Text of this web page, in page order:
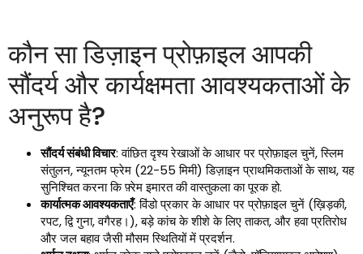
कौन सा डिज़ाइन प्रोफ़ाइल आपकी
सौंदर्य और कार्यक्षमता आवश्यकताओं के
अनुरूप है?
सौंदर्य संबंधी विचार: वांछित दृश्य रेखाओं के आधार पर प्रोफ़ाइल चुनें, स्लिम
संतुलन, न्यूनतम फ्रेम (22-55 मिमी) डिज़ाइन प्राथमिकताओं के साथ, यह
सुनिश्चित करना कि फ़्रेम इमारत की वास्तुकला का पूरक हो.
कार्यात्मक आवश्यकताएँ: विंडो प्रकार के आधार पर प्रोफ़ाइल चुनें (ख़िड़की,
रपट, द्वि गुना, वगैरह।), बड़े कांच के शीशे के लिए ताकत, और हवा प्रतिरोध
और जल बहाव जैसी मौसम स्थितियों में प्रदर्शन.